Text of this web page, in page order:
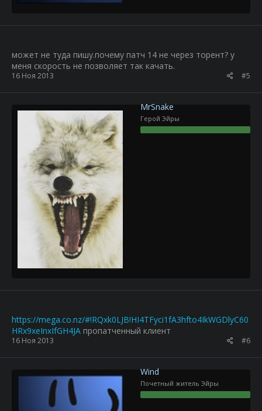
может не туда пишу.почему патч 14 не через торент? у
меня скорость не позволяет так качать.
16 Ноя 2013 #5
MrSnake
Герой Эйры
https://mega.co.nz/#!RQxk0LJB!HI4TFyci1fA3hfto4IkWGDlyC60
HRx9xeInxIfGH4JA пропатченный клиент
16 Ноя 2013 #6
Wind
Почетный житель Эйры